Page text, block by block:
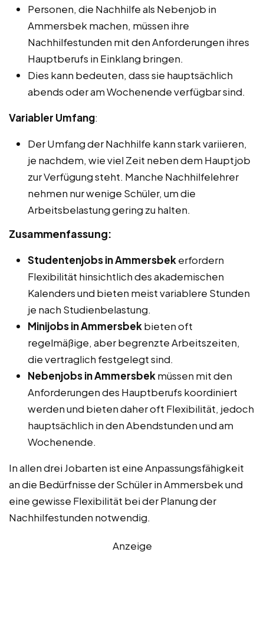
Personen, die Nachhilfe als Nebenjob in
Ammersbek machen, müssen ihre
Nachhilfestunden mit den Anforderungen ihres
Hauptberufs in Einklang bringen.
Dies kann bedeuten, dass sie hauptsächlich
abends oder am Wochenende verfügbar sind.
Variabler Umfang:
Der Umfang der Nachhilfe kann stark variieren,
je nachdem, wie viel Zeit neben dem Hauptjob
zur Verfügung steht. Manche Nachhilfelehrer
nehmen nur wenige Schüler, um die
Arbeitsbelastung gering zu halten.
Zusammenfassung:
Studentenjobs in Ammersbekerfordern
Flexibilität hinsichtlich des akademischen
Kalenders und bieten meist variablere Stunden
je nach Studienbelastung.
Minijobs in Ammersbekbieten oft
regelmäßige, aber begrenzte Arbeitszeiten,
die vertraglich festgelegt sind.
Nebenjobs in Ammersbekmüssen mit den
Anforderungen des Hauptberufs koordiniert
werden und bieten daher oft Flexibilität, jedoch
hauptsächlich in den Abendstunden und am
Wochenende.
In allen drei Jobarten ist eine Anpassungsfähigkeit
an die Bedürfnisse der Schüler in Ammersbek und
eine gewisse Flexibilität bei der Planung der
Nachhilfestunden notwendig.
Anzeige